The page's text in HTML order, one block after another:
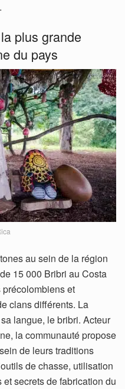
plus grande
du pays
au sein de la région
15 000 Bribri au Costa
précolombiens et
clans différents. La
langue, le bribri. Acteur
la communauté propose
de leurs traditions
de chasse, utilisation
secrets de fabrication du